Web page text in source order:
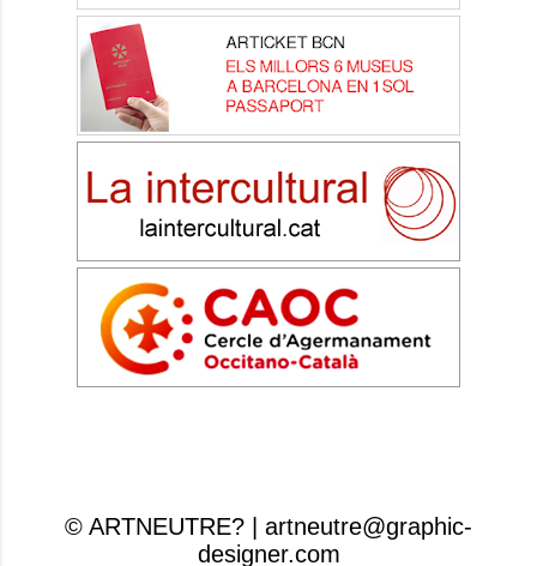
© ARTNEUTRE? | artneutre@graphic-
designer.com